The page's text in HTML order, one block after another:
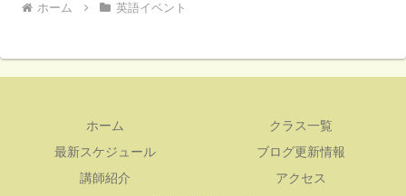
ホーム 英語イベント
ホーム
クラス一覧
最新スケジュール
ブログ更新情報
講師紹介
アクセス